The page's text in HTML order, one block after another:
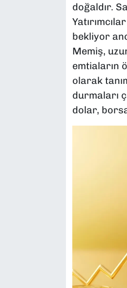
doğaldır.
bekliyor
Memiş,
emtiaların
olarak
durmaları
dolar,